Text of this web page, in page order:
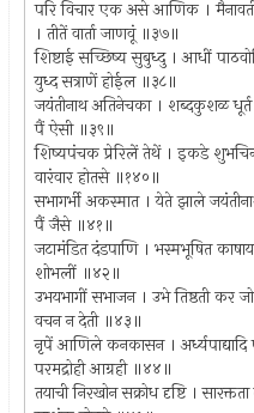
परि विचार एक असे आणिक ।
। तीतें वार्ता जाणवूं ॥३७॥
शिष्टाई सच्छिष्य सुबुध्दु । आधीं
युध्द सत्राणें होईल ॥३८॥
जयंतीनाथ अतिनेचका । शब्दकुशळ धूर्त
पैं ऐसी ॥३९॥
शिष्यपंचक प्रेरिलें तेथें । इकडे
वारंवार होतसे ॥१४०॥
सभागर्भी अकस्मात । येते झाले
पैं जैसे ॥४१॥
जटामंडित दंडपाणि । भस्मभूषित
शोभलीं ॥४२॥
उभयभागीं सभाजन । उभे तिष्ठती कर
वचन न देती ॥४३॥
नृपें आणिले कनकासन । अर्ध्यपाद्यादि
परमद्रोही आग्रही ॥४४॥
तयाची निरखोन सक्रोध दृष्टि ।